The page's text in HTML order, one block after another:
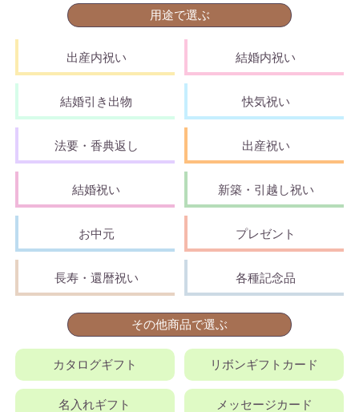
用途で選ぶ
出産内祝い 結婚内祝い
結婚引き出物 快気祝い
法要・香典返し 出産祝い
結婚祝い 新築・引越し祝い
お中元 プレゼント
長寿・還暦祝い 各種記念品
その他商品で選ぶ
カタログギフト リボンギフトカード
名入れギフト メッセージカード